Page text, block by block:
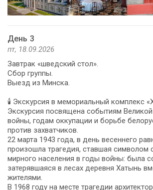
День 3
пт, 18.09.2026
Завтрак «шведский стол».
Сбор группы.
Выезд из Минска.
🕯 Экскурсия в мемориальный комплекс
Экскурсия посвящена событиям Великой
войны, годам оккупации и борьбе
против захватчиков.
22 марта 1943 года, в день весеннего
произошла трагедия, ставшая символом
мирного населения в годы войны: была
затерявшаяся в лесах деревня Хатынь
жителями.
В 1968 году на месте трагедии